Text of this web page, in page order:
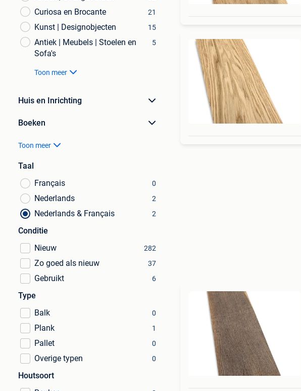
Curiosa en Brocante 21
Kunst | Designobjecten 15
Antiek | Meubels | Stoelen en
Sofa's
5
Toon meer
Huis en Inrichting
Boeken
Toon meer
Taal
Français
0
Nederlands 2
Nederlands & Français 2
Conditie
Nieuw
282
Zo goed als nieuw 37
Gebruikt 6
Type
Balk
0
Plank 1
Pallet 0
Overige typen 0
Houtsoort